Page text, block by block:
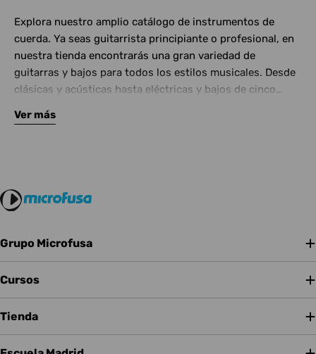
Explora nuestro amplio catálogo de instrumentos de
cuerda. Ya seas guitarrista principiante o profesional, en
nuestra tienda encontrarás una gran variedad de
guitarras y bajos para todos los estilos musicales. Desde
clásicas y acústicas hasta eléctricas y bajos de cinco
Complementa tu instrumento con amplificadores de
Ver más
Grupo Microfusa
Cursos
Tienda